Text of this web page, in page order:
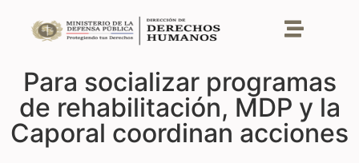
Para socializar programas
de rehabilitación, MDP y la
Caporal coordinan acciones